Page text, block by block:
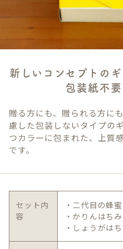
新しいコンセプトの
包装紙不要
贈る方にも、贈られる方に
慮した包装しないタイプの
つカラーに包まれた、上質
です。
セット内
容
・二代目の蜂
・かりんはち
・しょうがは